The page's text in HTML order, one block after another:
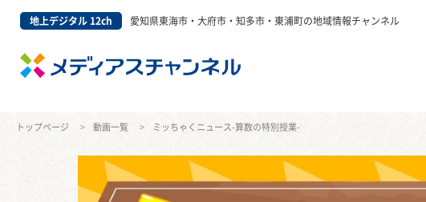
地上デジタル 12ch 愛知県東海市・大府市・知多市・東浦町の地域情報チャンネル
トップページ 動画一覧 ミッちゃくニュース-算数の特別授業-